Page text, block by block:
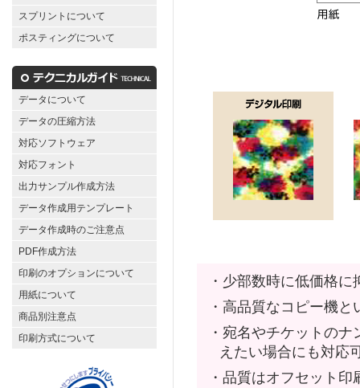
スプリントについて
ポスティングについて
データについて
データの圧縮方法
対応ソフトウェア
対応フォント
出力サンプル作成方法
データ作成用テンプレート
データ作成時のご注意点
PDF作成方法
印刷のオプションについて
用紙について
商品別注意点
印刷方式について
・少部数時に低価格
・高品質なコピー機と
・宛名やチケットの
えたい場合にも対応
・品質はオフセット